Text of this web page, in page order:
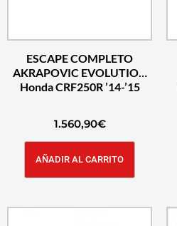
ESCAPE COMPLETO
AKRAPOVIC EVOLUTION
Honda CRF250R ’14-’15
1.560,90€
AÑADIR AL CARRITO